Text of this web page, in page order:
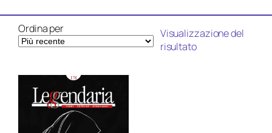
Ordina per
Visualizzazione del
risultato